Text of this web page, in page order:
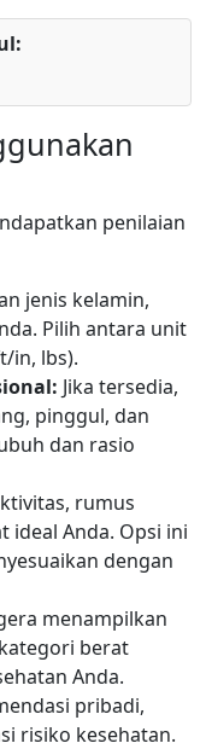
penilaian
jenis kelamin,
Pilih antara unit
in, lbs).
Jika tersedia,
pinggul, dan
dan rasio
rumus
ideal Anda. Opsi ini
dengan
menampilkan
berat
Anda.
pribadi,
risiko kesehatan.